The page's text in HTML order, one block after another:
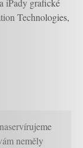
iPady grafické
Technologies,
neměly